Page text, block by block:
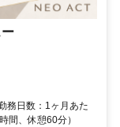
務日数：1ヶ月あた
間、休憩60分）